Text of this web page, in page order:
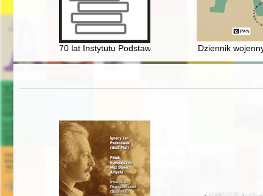
70 lat Instytutu Podstawowych Problemów Techniki
Dziennik